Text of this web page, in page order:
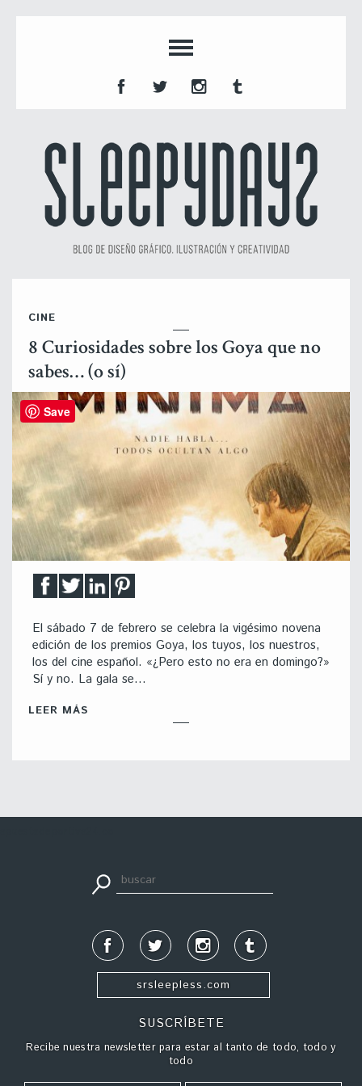
CINE
8 Curiosidades sobre los Goya que no
sabes… (o sí)
El sábado 7 de febrero se celebra la vigésimo novena
edición de los premios Goya, los tuyos, los nuestros,
los del cine español. «¿Pero esto no era en domingo?»
Sí y no. La gala se…
LEER MÁS
srsleepless.com
SUSCRÍBETE
Recibe nuestra newsletter para estar al tanto de todo, todo y
todo
Save